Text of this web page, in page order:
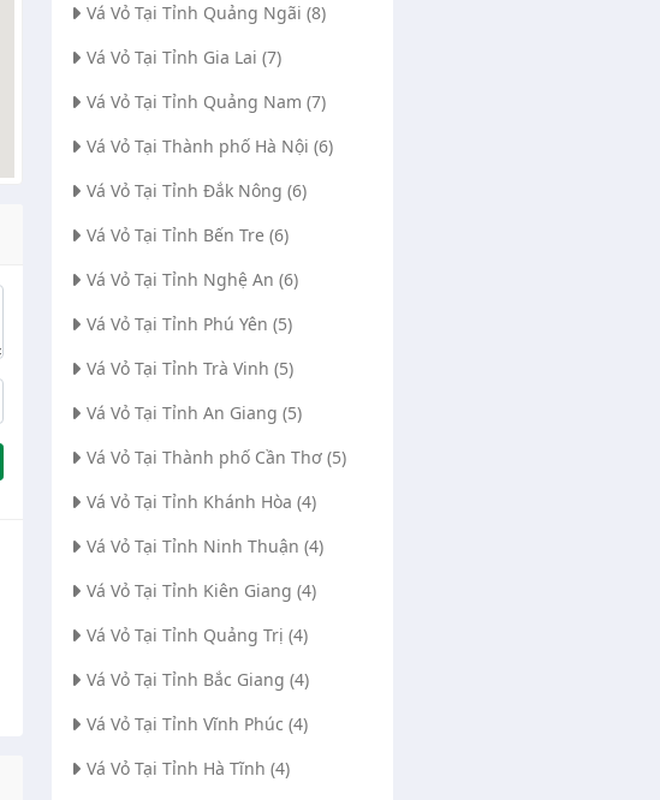
Vá Vỏ Tại Tỉnh Quảng Ngãi (8)
Vá Vỏ Tại Tỉnh Gia Lai (7)
Vá Vỏ Tại Tỉnh Quảng Nam (7)
Vá Vỏ Tại Thành phố Hà Nội (6)
Vá Vỏ Tại Tỉnh Đắk Nông (6)
Vá Vỏ Tại Tỉnh Bến Tre (6)
Vá Vỏ Tại Tỉnh Nghệ An (6)
Vá Vỏ Tại Tỉnh Phú Yên (5)
Vá Vỏ Tại Tỉnh Trà Vinh (5)
Vá Vỏ Tại Tỉnh An Giang (5)
Vá Vỏ Tại Thành phố Cần Thơ (5)
Vá Vỏ Tại Tỉnh Khánh Hòa (4)
Vá Vỏ Tại Tỉnh Ninh Thuận (4)
Vá Vỏ Tại Tỉnh Kiên Giang (4)
Vá Vỏ Tại Tỉnh Quảng Trị (4)
Vá Vỏ Tại Tỉnh Bắc Giang (4)
Vá Vỏ Tại Tỉnh Vĩnh Phúc (4)
Vá Vỏ Tại Tỉnh Hà Tĩnh (4)